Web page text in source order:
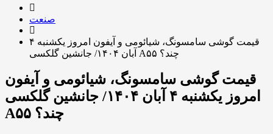
صنعت
قیمت گوشی سامسونگ، شیائومی و آیفون امروز یکشنبه ۴
آبان ۱۴۰۴/ جانشین گلکسی A۵۵ چند؟
قیمت گوشی سامسونگ، شیائومی و آیفون
امروز یکشنبه ۴ آبان ۱۴۰۴/ جانشین گلکسی
A۵۵ چند؟